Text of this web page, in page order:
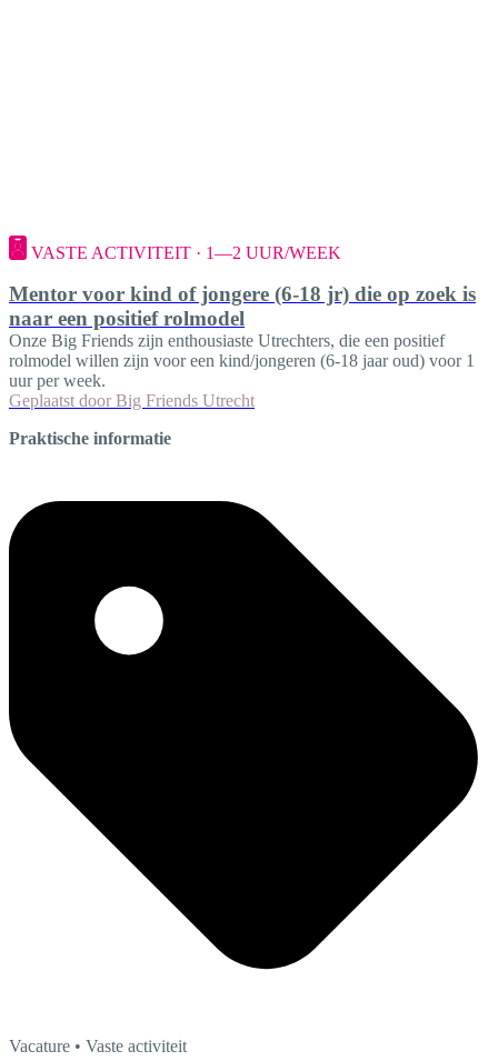
VASTE ACTIVITEIT · 1—2 UUR/WEEK
Mentor voor kind of jongere (6-18 jr) die op zoek is
naar een positief rolmodel
Onze Big Friends zijn enthousiaste Utrechters, die een positief
rolmodel willen zijn voor een kind/jongeren (6-18 jaar oud) voor 1
uur per week.
Geplaatst door Big Friends Utrecht
Praktische informatie
Vacature • Vaste activiteit